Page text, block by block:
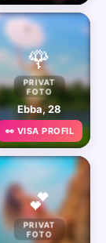
🌹
PRIVAT
FOTO
Ebba, 28
👀 VISA PROFIL
💕
PRIVAT
FOTO